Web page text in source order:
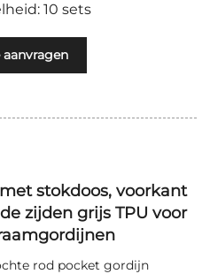
10 sets
stokdoos, voorkant
zijden grijs TPU voor
rod pocket gordijn